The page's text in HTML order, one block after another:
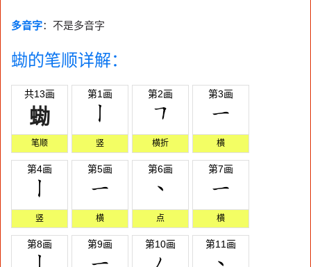
多音字：不是多音字
蜐的笔顺详解：
共13画
蜐
笔顺
第1画
竖
第2画
横折
第3画
横
第4画
竖
第5画
横
第6画
点
第7画
横
第8画 第9画 第10画 第11画